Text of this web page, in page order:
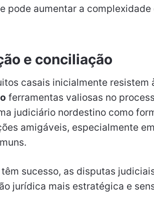
pode aumentar a
e conciliação
casais inicialmente resistem
ferramentas valiosas no
judiciário nordestino como
amigáveis, especialmente
sucesso, as disputas
jurídica mais estratégica e